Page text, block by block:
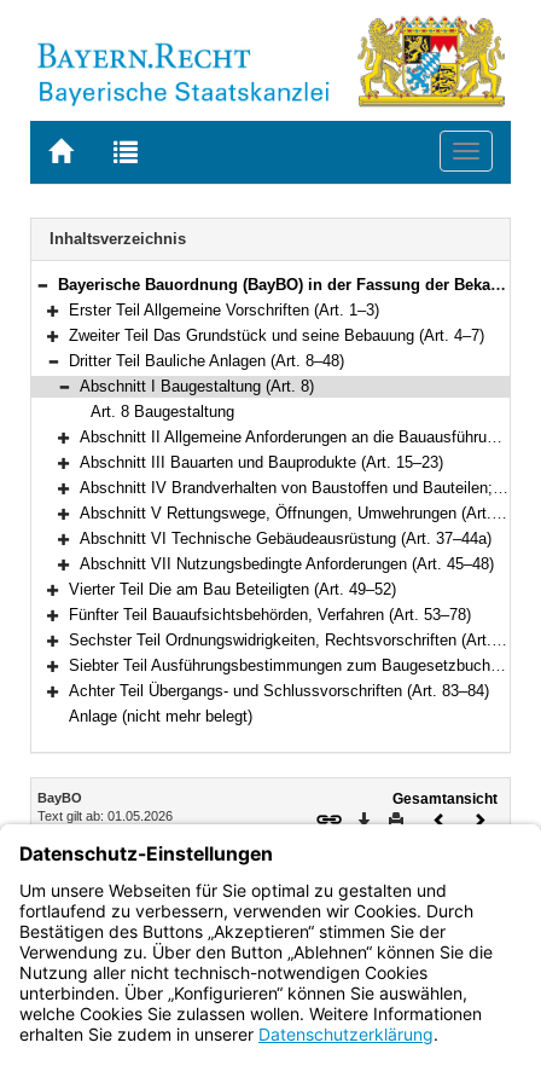
Zur
BAYERN.RECHT
Zur
letzten
Suche
Toggle
Navigation
Inhaltsverzeichnis
Bereich reduzieren
Bayerische Bauordnung (BayBO) in der Fassung der Bekanntmachung vom 14. August 2007 (GVBl. S. 588) BayRS 2132-1-B (Art. 1–84)
Bereich erweitern
Erster Teil Allgemeine Vorschriften (Art. 1–3)
Bereich erweitern
Zweiter Teil Das Grundstück und seine Bebauung (Art. 4–7)
Bereich reduzieren
Dritter Teil Bauliche Anlagen (Art. 8–48)
Bereich reduzieren
Abschnitt I Baugestaltung (Art. 8)
Art. 8 Baugestaltung
Bereich erweitern
Abschnitt II Allgemeine Anforderungen an die Bauausführung (Art. 9–14)
Bereich erweitern
Abschnitt III Bauarten und Bauprodukte (Art. 15–23)
Bereich erweitern
Abschnitt IV Brandverhalten von Baustoffen und Bauteilen; Wände, Decken, Dächer (Art. 24–30)
Bereich erweitern
Abschnitt V Rettungswege, Öffnungen, Umwehrungen (Art. 31–36)
Bereich erweitern
Abschnitt VI Technische Gebäudeausrüstung (Art. 37–44a)
Bereich erweitern
Abschnitt VII Nutzungsbedingte Anforderungen (Art. 45–48)
Bereich erweitern
Vierter Teil Die am Bau Beteiligten (Art. 49–52)
Bereich erweitern
Fünfter Teil Bauaufsichtsbehörden, Verfahren (Art. 53–78)
Bereich erweitern
Sechster Teil Ordnungswidrigkeiten, Rechtsvorschriften (Art. 79–81a)
Bereich erweitern
Siebter Teil Ausführungsbestimmungen zum Baugesetzbuch (Art. 82–82c)
Bereich erweitern
Achter Teil Übergangs- und Schlussvorschriften (Art. 83–84)
Anlage (nicht mehr belegt)
Inhalt
BayBO
Text gilt ab: 01.05.2026
Gesamtansicht
Download
DruckenVorheriges
Abschnitt I Baugestaltung
Art. 8 Baugestaltung
Bayern.de
BayernPortal